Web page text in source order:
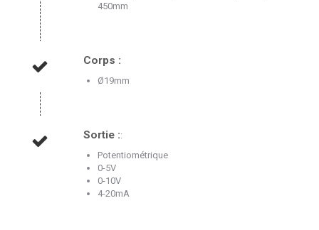
450mm
Corps :
Ø19mm
Sortie ::
Potentiométrique
0-5V
0-10V
4-20mA